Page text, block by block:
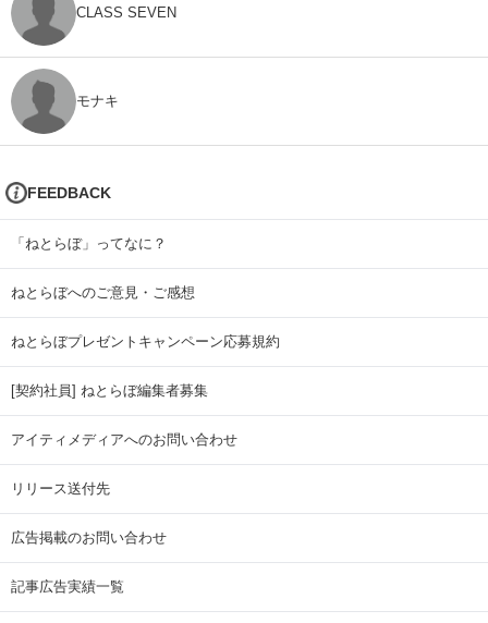
CLASS SEVEN
モナキ
FEEDBACK
「ねとらぼ」ってなに？
ねとらぼへのご意見・ご感想
ねとらぼプレゼントキャンペーン応募規約
[契約社員] ねとらぼ編集者募集
アイティメディアへのお問い合わせ
リリース送付先
広告掲載のお問い合わせ
記事広告実績一覧